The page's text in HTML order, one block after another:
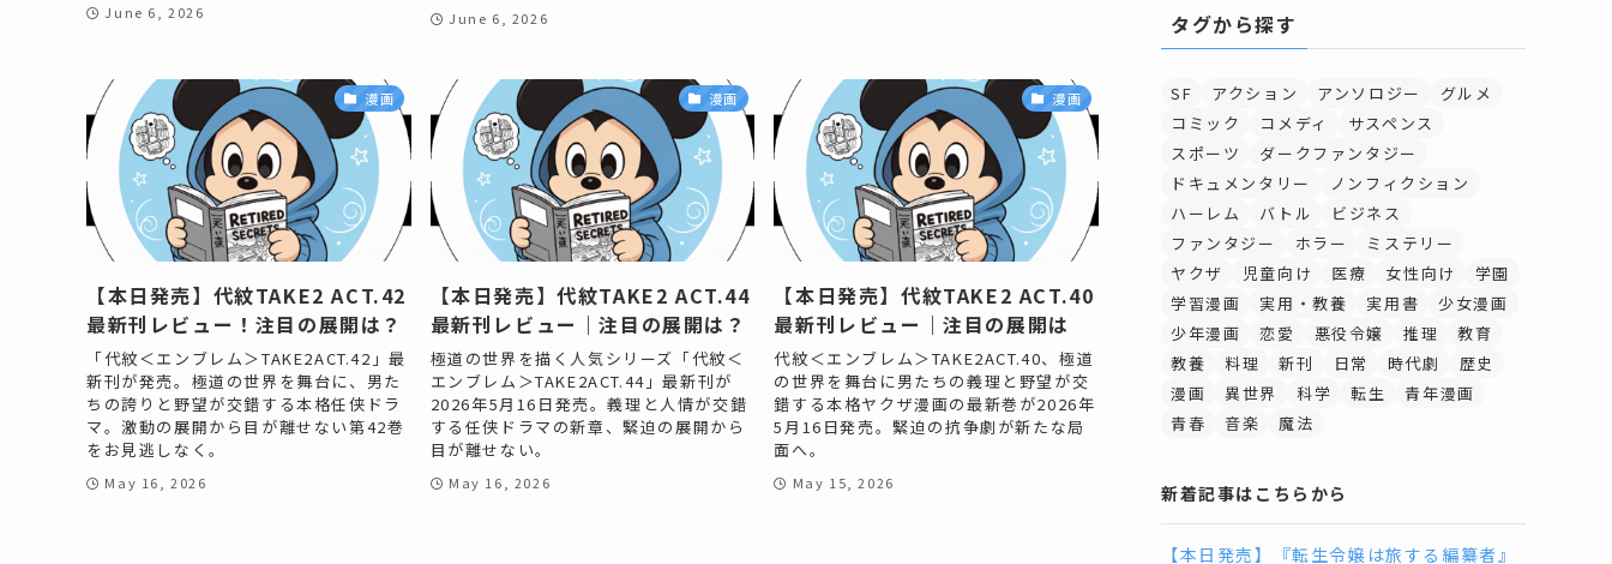
June 6, 2026 June 6, 2026
漫画
【本日発売】代紋TAKE2 ACT.42
最新刊レビュー！注目の展開は？
「代紋＜エンブレム＞TAKE2ACT.42」最
新刊が発売。極道の世界を舞台に、男た
ちの誇りと野望が交錯する本格任侠ドラ
マ。激動の展開から目が離せない第42巻
をお見逃しなく。
May 16, 2026
漫画
【本日発売】代紋TAKE2 ACT.44
最新刊レビュー｜注目の展開は？
極道の世界を描く人気シリーズ「代紋＜
エンブレム＞TAKE2ACT.44」最新刊が
2026年5月16日発売。義理と人情が交錯
する任侠ドラマの新章、緊迫の展開から
目が離せない。
May 16, 2026
漫画
【本日発売】代紋TAKE2 ACT.40
最新刊レビュー｜注目の展開は
代紋＜エンブレム＞TAKE2ACT.40、極道
の世界を舞台に男たちの義理と野望が交
錯する本格ヤクザ漫画の最新巻が2026年
5月16日発売。緊迫の抗争劇が新たな局
面へ。
May 15, 2026
タグから探す
SF アクション アンソロジー
グルメ
コミック
コメディ
サスペンス
スポーツ
ダークファンタジー
ドキュメンタリー
ノンフィクション
ハーレム
バトル
ビジネス
ファンタジー
ホラー
ミステリー
ヤクザ
児童向け 医療 女性向け
学園
学習漫画
実用・教養 実用書
少女漫画
少年漫画
恋愛 悪役令嬢 推理
教育
教養
料理 新刊 日常 時代劇
歴史
漫画
異世界 科学 転生
青年漫画
青春
音楽 魔法
新着記事はこちらから
【本日発売】『転生令嬢は旅する編纂者』